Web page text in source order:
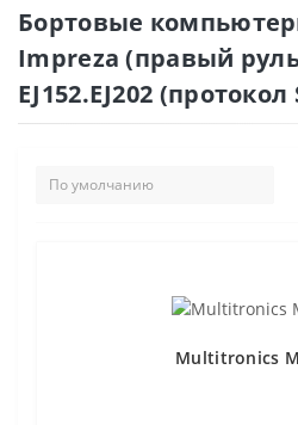
Бортовые
Impreza (правый
EJ152.EJ202
Multitronics